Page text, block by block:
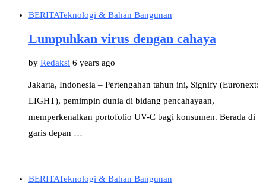
BERITATeknologi & Bahan Bangunan
Lumpuhkan virus dengan cahaya
by Redaksi 6 years ago
Jakarta, Indonesia – Pertengahan tahun ini, Signify (Euronext:
LIGHT), pemimpin dunia di bidang pencahayaan,
memperkenalkan portofolio UV-C bagi konsumen. Berada di
garis depan …
BERITATeknologi & Bahan Bangunan